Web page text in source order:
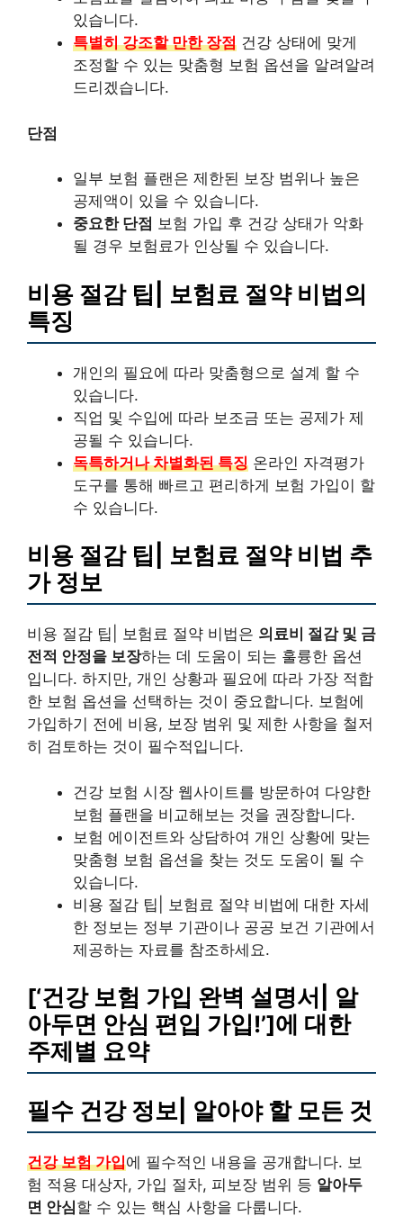
있습니다.
특별히 강조할 만한 장점 건강 상태에 맞게
조정할 수 있는 맞춤형 보험 옵션을 알려알려
드리겠습니다.
단점
일부 보험 플랜은 제한된 보장 범위나 높은
공제액이 있을 수 있습니다.
중요한 단점 보험 가입 후 건강 상태가 악화
될 경우 보험료가 인상될 수 있습니다.
비용 절감 팁| 보험료 절약 비법의
특징
개인의 필요에 따라 맞춤형으로 설계 할 수
있습니다.
직업 및 수입에 따라 보조금 또는 공제가 제
공될 수 있습니다.
독특하거나 차별화된 특징 온라인 자격평가
도구를 통해 빠르고 편리하게 보험 가입이 할
수 있습니다.
비용 절감 팁| 보험료 절약 비법 추
가 정보
비용 절감 팁| 보험료 절약 비법은 의료비 절감 및 금
전적 안정을 보장하는 데 도움이 되는 훌륭한 옵션
입니다. 하지만, 개인 상황과 필요에 따라 가장 적합
한 보험 옵션을 선택하는 것이 중요합니다. 보험에
가입하기 전에 비용, 보장 범위 및 제한 사항을 철저
히 검토하는 것이 필수적입니다.
건강 보험 시장 웹사이트를 방문하여 다양한
보험 플랜을 비교해보는 것을 권장합니다.
보험 에이전트와 상담하여 개인 상황에 맞는
맞춤형 보험 옵션을 찾는 것도 도움이 될 수
있습니다.
비용 절감 팁| 보험료 절약 비법에 대한 자세
한 정보는 정부 기관이나 공공 보건 기관에서
제공하는 자료를 참조하세요.
[‘건강 보험 가입 완벽 설명서| 알
아두면 안심 편입 가입!’]에 대한
주제별 요약
필수 건강 정보| 알아야 할 모든 것
건강 보험 가입에 필수적인 내용을 공개합니다. 보
험 적용 대상자, 가입 절차, 피보장 범위 등 알아두
면 안심할 수 있는 핵심 사항을 다룹니다.